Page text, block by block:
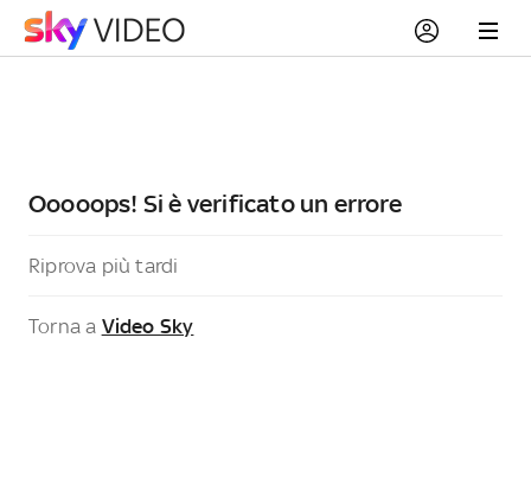
Ooooops! Si è verificato un errore
Riprova più tardi
Torna a Video Sky